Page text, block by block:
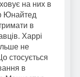
на них в
Юнайтед
в
Харрі
не
стосується
в